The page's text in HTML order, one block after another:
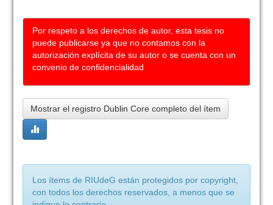
Por respeto a los derechos de autor, esta tesis no
puede publicarse ya que no contamos con la
autorización explícita de su autor o se cuenta con un
convenio de confidencialidad
Mostrar el registro Dublin Core completo del ítem
Los ítems de RIUdeG están protegidos por copyright,
con todos los derechos reservados, a menos que se